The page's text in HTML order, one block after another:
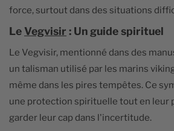
force, surtout dans des situations
LeVegvisir : Un guide spirituel
Le Vegvisir, mentionné dans des
un talisman utilisé par les marins
même dans les pires tempêtes. Ce
une protection spirituelle tout en leur
garder leur cap dans l'incertitude.